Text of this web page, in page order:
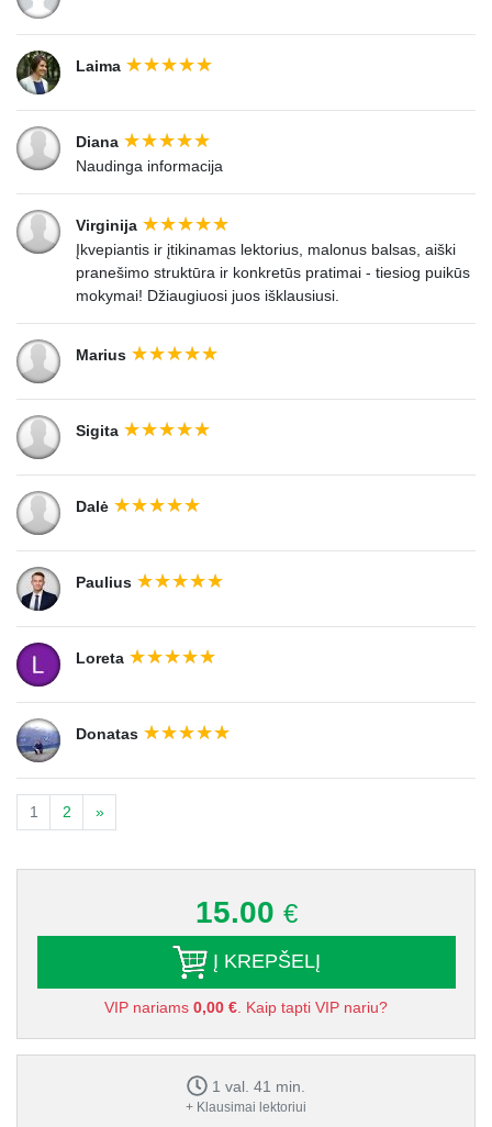
Laima
Diana
Naudinga informacija
Virginija
Įkvepiantis ir įtikinamas lektorius, malonus balsas, aiški
pranešimo struktūra ir konkretūs pratimai - tiesiog puikūs
mokymai! Džiaugiuosi juos išklausiusi.
Marius
Sigita
Dalė
Paulius
Loreta
Donatas
1 2 »
15.00 €
Į KREPŠELĮ
VIP nariams 0,00 € . Kaip tapti VIP nariu?
1 val. 41 min.
+ Klausimai lektoriui